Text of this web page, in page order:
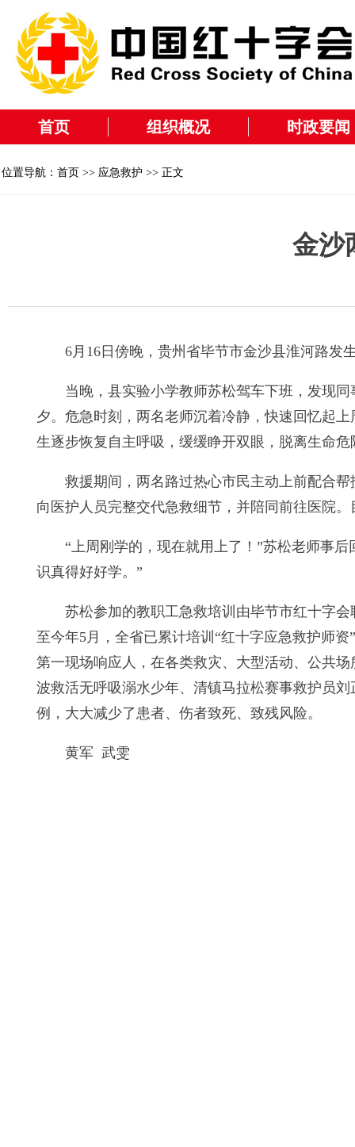
首页 组织概况 时政要闻
位置导航： 首页 >> 应急救护 >> 正文
金沙
6月16日傍晚，贵州省毕节市金沙县淮河路发
当晚，县实验小学教师苏松驾车下班，发现
夕。危急时刻，两名老师沉着冷静，快速回忆起
生逐步恢复自主呼吸，缓缓睁开双眼，脱离生命危
救援期间，两名路过热心市民主动上前配合
向医护人员完整交代急救细节，并陪同前往医院
“上周刚学的，现在就用上了！”苏松老师事
识真得好好学。”
苏松参加的教职工急救培训由毕节市红十字
至今年5月，全省已累计培训“红十字应急救护师
第一现场响应人，在各类救灾、大型活动、公共
波救活无呼吸溺水少年、清镇马拉松赛事救护员
例，大大减少了患者、伤者致死、致残风险。
黄军 武雯